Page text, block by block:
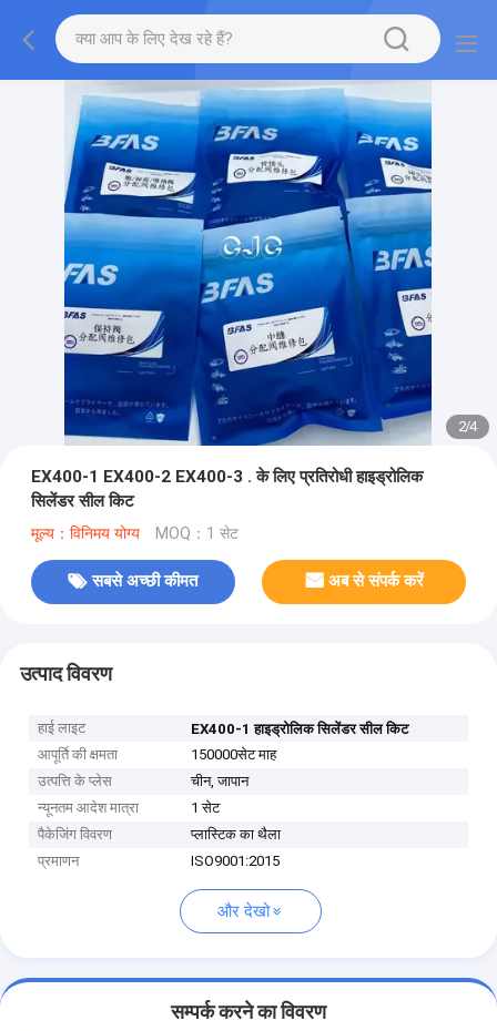
2/4
EX400-1 EX400-2 EX400-3 . के लिए प्रतिरोधी हाइड्रोलिक
सिलेंडर सील किट
मूल्य：विनिमय योग्य MOQ：1 सेट
सबसे अच्छी कीमत अब से संपर्क करें
उत्पाद विवरण
हाई लाइट
EX400-1 हाइड्रोलिक सिलेंडर सील किट
आपूर्ति की क्षमता
150000सेट माह
उत्पत्ति के प्लेस
चीन, जापान
न्यूनतम आदेश मात्रा
1 सेट
पैकेजिंग विवरण
प्लास्टिक का थैला
प्रमाणन
ISO9001:2015
और देखो
सम्पर्क करने का विवरण